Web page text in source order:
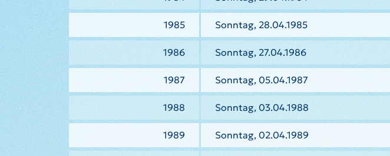
1985 Sonntag, 28.04.1985
1986 Sonntag, 27.04.1986
1987 Sonntag, 05.04.1987
1988 Sonntag, 03.04.1988
1989 Sonntag, 02.04.1989